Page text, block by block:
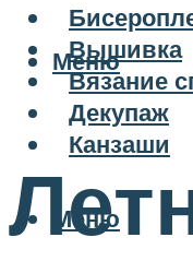
Вышивка
Вязание
Декупаж
Канзаши
Меню
Меню